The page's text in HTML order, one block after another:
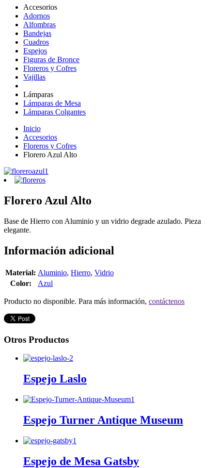
Accesorios
Adornos
Alfombras
Bandejas
Cuadros
Espejos
Figuras de Bronce
Floreros y Cofres
Vajillas
Lámparas
Lámparas de Mesa
Lámparas Colgantes
Inicio
Accesorios
Floreros y Cofres
Florero Azul Alto
Florero Azul Alto
Base de Hierro con Aluminio y un vidrio degrade azulado. Pieza
elegante.
Información adicional
Material: Aluminio, Hierro, Vidrio
Color:
Azul
Producto no disponible. Para más información, contáctenos
Otros Productos
Espejo Laslo
Espejo Turner Antique Museum
Espejo de Mesa Gatsby